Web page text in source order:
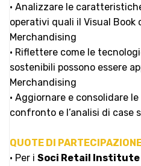
• Analizzare le
operativi quali il Visual Book
Merchandising
• Riflettere come le
sostenibili possono essere
Merchandising
• Aggiornare e consolidare
confronto e l’analisi di case
QUOTE DI
• Per i Soci Retail